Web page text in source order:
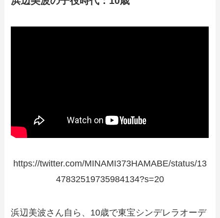
https://twitter.com/MINAMI373HAMABE/status/13
47832519735984134?s=20
浜辺美波さん自ら、10歳で東宝シンデレラオーデ